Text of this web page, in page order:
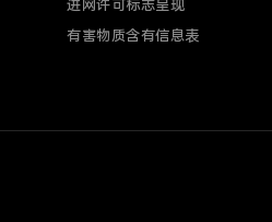
进网许可标志呈现
有害物质含有信息表